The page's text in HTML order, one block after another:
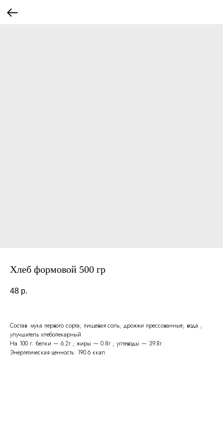
Хлеб формовой 500 гр
48 р.
Состав: мука первого сорта; пищевая соль; дрожжи прессованные; вода ;
улучшитель хлебопекарный
На 100 г: белки — 6.2г ; жиры — 0.8г ; углеводы — 39.8г
Энергетическая ценность: 190.6 ккал